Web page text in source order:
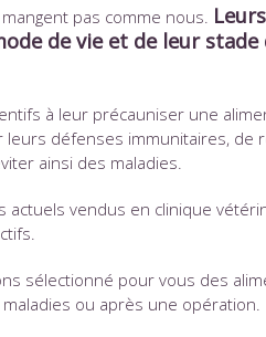
pas comme nous.
de vie et de leur
à leur précauniser une
leurs défenses immunitaires, de
ainsi des maladies.
actuels vendus en clinique
sélectionné pour vous des
ou après une opération.